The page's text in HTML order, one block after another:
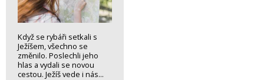
Když se rybáři setkali s
Ježíšem, všechno se
změnilo. Poslechli jeho
hlas a vydali se novou
cestou. Ježíš vede i nás...